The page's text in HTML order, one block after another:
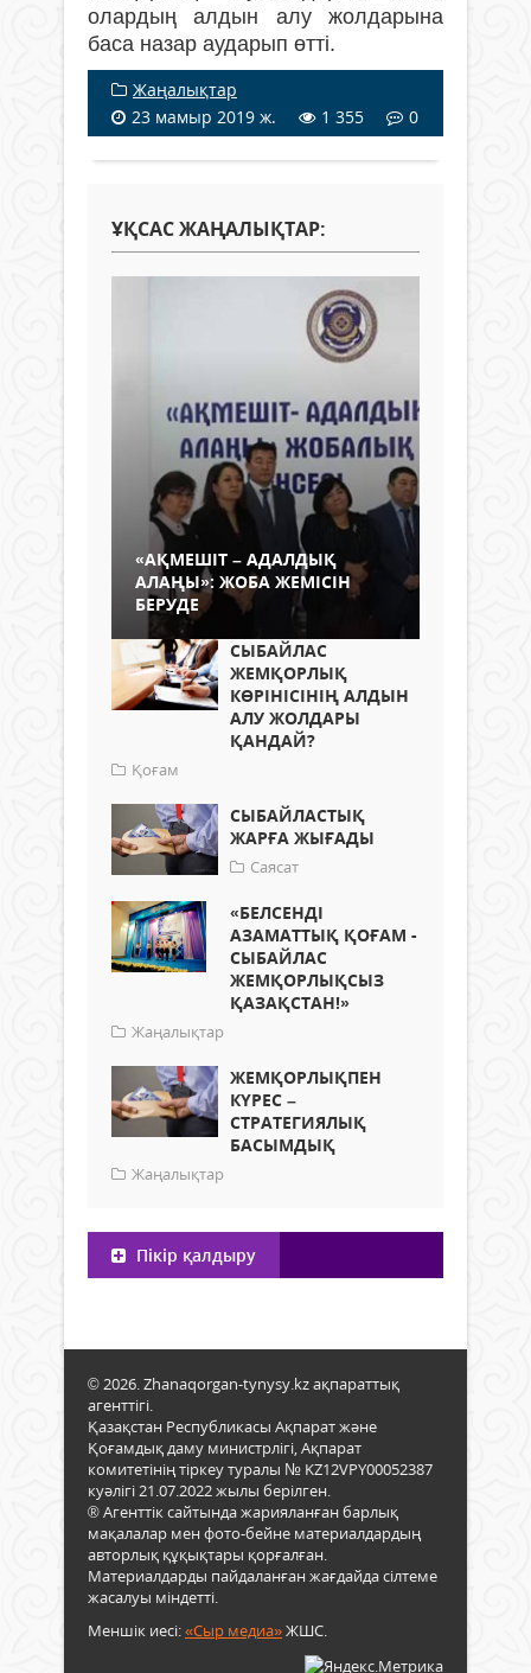
олардың алдын алу жолдарына
баса назар аударып өтті.
Жаңалықтар
23 мамыр 2019 ж.
1 355 0
ҰҚСАС ЖАҢАЛЫҚТАР:
«АҚМЕШІТ – АДАЛДЫҚ
АЛАҢЫ»: ЖОБА ЖЕМІСІН
БЕРУДЕ
СЫБАЙЛАС
ЖЕМҚОРЛЫҚ
КӨРІНІСІНІҢ АЛДЫН
АЛУ ЖОЛДАРЫ
ҚАНДАЙ?
Қоғам
СЫБАЙЛАСТЫҚ
ЖАРҒА ЖЫҒАДЫ
Саясат
«БЕЛСЕНДІ
АЗАМАТТЫҚ ҚОҒАМ -
СЫБАЙЛАС
ЖЕМҚОРЛЫҚСЫЗ
ҚАЗАҚСТАН!»
Жаңалықтар
ЖЕМҚОРЛЫҚПЕН
КҮРЕС –
СТРАТЕГИЯЛЫҚ
БАСЫМДЫҚ
Жаңалықтар
Пікір қалдыру
© 2026. Zhanaqorgan-tynysy.kz ақпараттық
агенттігі.
Қазақстан Республикасы Ақпарат және
Қоғамдық даму министрлігі, Ақпарат
комитетінің тіркеу туралы № KZ12VPY00052387
куәлігі 21.07.2022 жылы берілген.
® Агенттік сайтында жарияланған барлық
мақалалар мен фото-бейне материалдардың
авторлық құқықтары қорғалған.
Материалдарды пайдаланған жағдайда сілтеме
жасалуы міндетті.
Меншік иесі:«Сыр медиа»ЖШС.